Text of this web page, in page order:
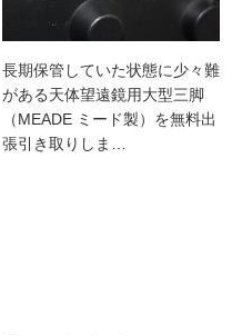
長期保管していた状態に少々難
がある天体望遠鏡用大型三脚
（MEADE ミード製）を無料出
張引き取りしま…